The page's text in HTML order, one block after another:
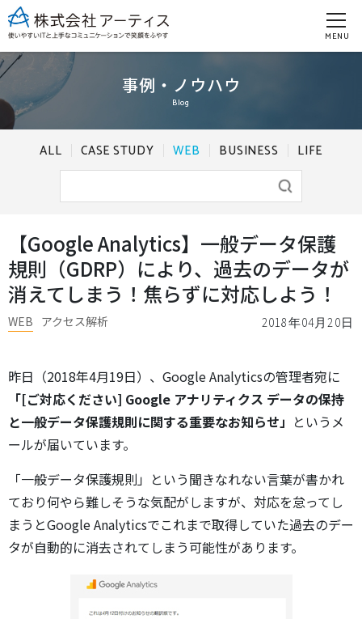
MENU
事例・ノウハウ
Blog
ALL CASE STUDY WEB BUSINESS LIFE
【Google Analytics】一般データ保護
規則（GDRP）により、過去のデータが
消えてしまう！焦らずに対応しよう！
2018年04月20日
WEB アクセス解析
昨日（2018年4月19日）、Google Analyticsの管理者宛に
「[ご対応ください] Google アナリティクス データの保持
と一般データ保護規則に関する重要なお知らせ」 というメ
ールが届いています。
「一般データ保護規則」という聞きなれない言葉が書かれ
ており何やら難しそうな気配がしますが、対応を怠ってし
まうとGoogle Analyticsでこれまで取得していた過去のデー
タが自動的に消去されてしまう可能性があります。